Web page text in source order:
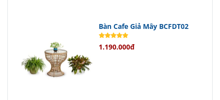
Bàn Cafe Giả Mây BCFDT02
1.190.000đ